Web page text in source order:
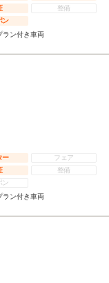
整備
ン
ラン付き車両
ー
フェア
整備
ン
ラン付き車両